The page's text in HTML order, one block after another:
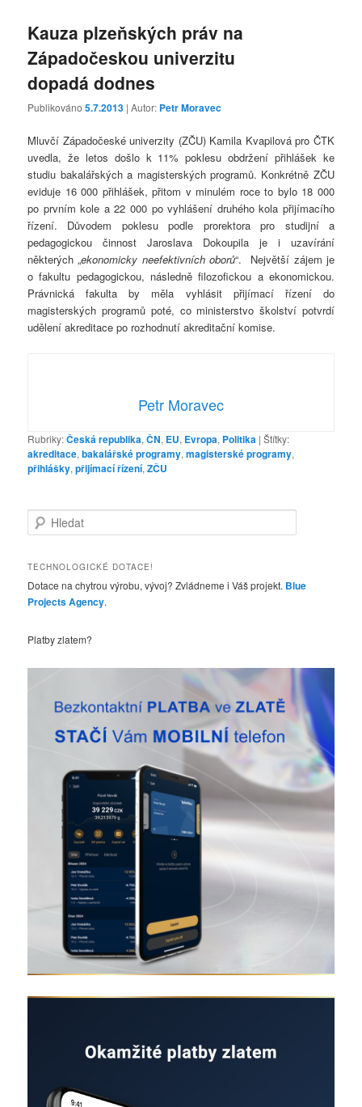
Kauza plzeňských práv na
Západočeskou univerzitu
dopadá dodnes
Publikováno5.7.2013 | Autor: Petr Moravec
Mluvčí Západočeské univerzity (ZČU) Kamila Kvapilová pro ČTK
uvedla, že letos došlo k 11% poklesu obdržení přihlášek ke
studiu bakalářských a magisterských programů. Konkrétně ZČU
eviduje 16 000 přihlášek, přitom v minulém roce to bylo 18 000
po prvním kole a 22 000 po vyhlášení druhého kola přijímacího
řízení. Důvodem poklesu podle prorektora pro studijní a
pedagogickou činnost Jaroslava Dokoupila je i uzavírání
některých „ekonomicky neefektivních oborů“. Největší zájem je
o fakultu pedagogickou, následně filozofickou a ekonomickou.
Právnická fakulta by měla vyhlásit přijímací řízení do
magisterských programů poté, co ministerstvo školství potvrdí
udělení akreditace po rozhodnutí akreditační komise.
Petr Moravec
Rubriky:Česká republika,ČN, EU, Evropa, Politika |Štítky:
akreditace,bakalářské programy,magisterské programy,
přihlášky,přijímací řízení,ZČU
l
d
t
TECHNOLOGICKÉ DOTACE!
Dotace na chytrou výrobu, vývoj? Zvládneme i Váš projekt. Blue
Projects Agency.
Platby zlatem?